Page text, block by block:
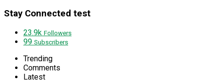
Stay Connected test
23.9k Followers
99 Subscribers
Trending
Comments
Latest